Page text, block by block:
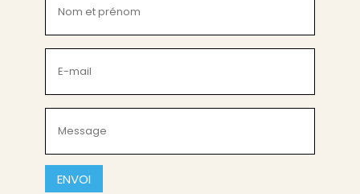
et
prénom
(Nécessaire)
mail
(Nécessaire)
(Nécessaire)
CAPTCHA